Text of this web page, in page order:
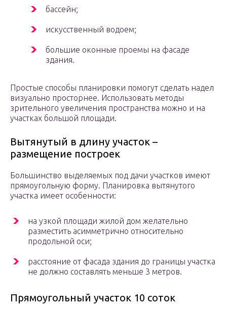
бассейн;
искусственный водоем;
большие оконные проемы на фасаде
здания.
Простые способы планировки помогут сделать надел
визуально просторнее. Использовать методы
зрительного увеличения пространства можно и на
участках большой площади.
Вытянутый в длину участок –
размещение построек
Большинство выделяемых под дачи участков имеют
прямоугольную форму. Планировка вытянутого
участка имеет особенности:
на узкой площади жилой дом желательно
разместить асимметрично относительно
продольной оси;
расстояние от фасада здания до границы участка
не должно составлять меньше 3 метров.
Прямоугольный участок 10 соток